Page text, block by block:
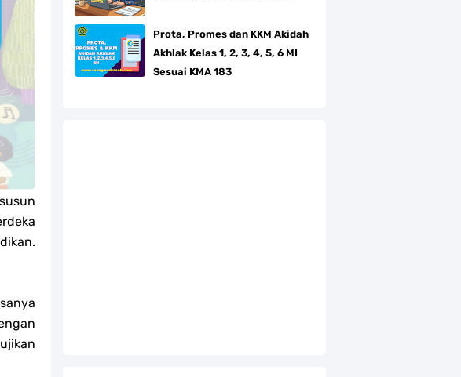
Prota, Promes dan KKM Akidah
Akhlak Kelas 1, 2, 3, 4, 5, 6 MI
Sesuai KMA 183